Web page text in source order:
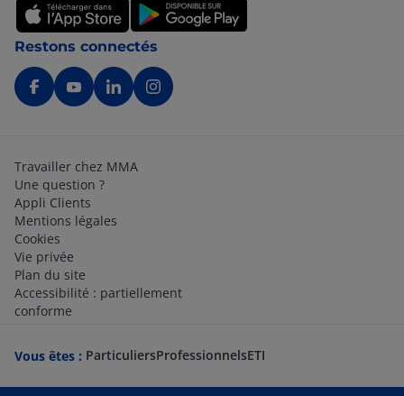
Restons connectés
Travailler chez MMA
Une question ?
Appli Clients
Mentions légales
Cookies
Vie privée
Plan du site
Accessibilité : partiellement
conforme
Vous êtes : ParticuliersProfessionnelsETI